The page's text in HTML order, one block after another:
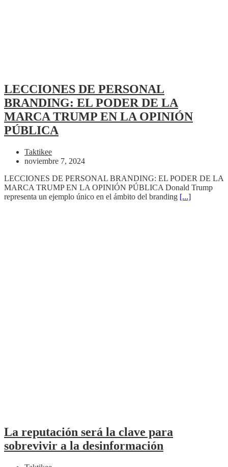
LECCIONES DE PERSONAL
BRANDING: EL PODER DE LA
MARCA TRUMP EN LA OPINIÓN
PÚBLICA
Taktikee
noviembre 7, 2024
LECCIONES DE PERSONAL BRANDING: EL PODER DE LA
MARCA TRUMP EN LA OPINIÓN PÚBLICA Donald Trump
representa un ejemplo único en el ámbito del branding [...]
La reputación será la clave para
sobrevivir a la desinformación